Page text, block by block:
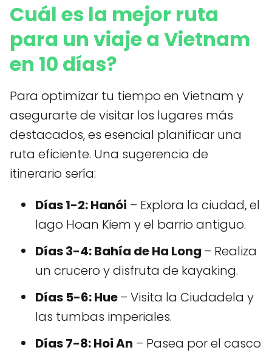
Cuál es la mejor ruta
para un viaje a Vietnam
en 10 días?
Para optimizar tu tiempo en Vietnam y
asegurarte de visitar los lugares más
destacados, es esencial planificar una
ruta eficiente. Una sugerencia de
itinerario sería:
Días 1-2: Hanói – Explora la ciudad, el
lago Hoan Kiem y el barrio antiguo.
Días 3-4: Bahía de Ha Long – Realiza
un crucero y disfruta de kayaking.
Días 5-6: Hue– Visita la Ciudadela y
las tumbas imperiales.
Días 7-8: Hoi An – Pasea por el casco